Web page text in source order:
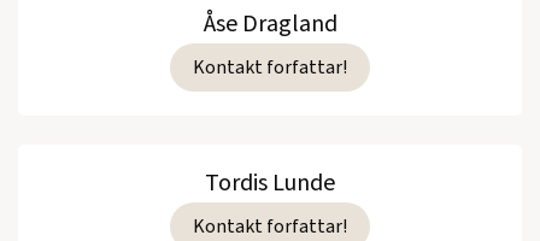
Åse Dragland
Kontakt forfattar!
Tordis Lunde
Kontakt forfattar!